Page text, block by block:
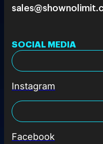
SOCIAL MEDIA
Instagram
Facebook